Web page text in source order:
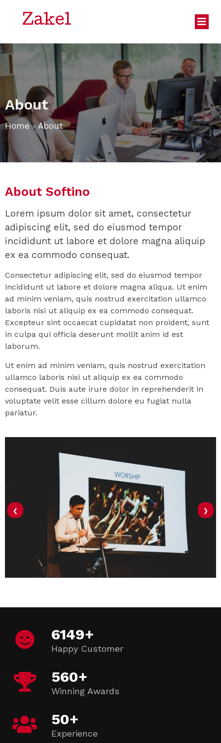
Zakel
About
Home»About
About Softino
Lorem ipsum dolor sit amet, consectetur
adipiscing elit, sed do eiusmod tempor
incididunt ut labore et dolore magna aliquip
ex ea commodo consequat.
Consectetur adipiscing elit, sed do eiusmod tempor
incididunt ut labore et dolore magna aliqua. Ut enim
ad minim veniam, quis nostrud exercitation ullamco
laboris nisi ut aliquip ex ea commodo consequat.
Excepteur sint occaecat cupidatat non proident, sunt
in culpa qui officia deserunt mollit anim id est
laborum.
Ut enim ad minim veniam, quis nostrud exercitation
ullamco laboris nisi ut aliquip ex ea commodo
consequat. Duis aute irure dolor in reprehenderit in
voluptate velit esse cillum dolore eu fugiat nulla
pariatur.
‹ ›
6149+
Happy Customer
560+
Winning Awards
50+
Experience